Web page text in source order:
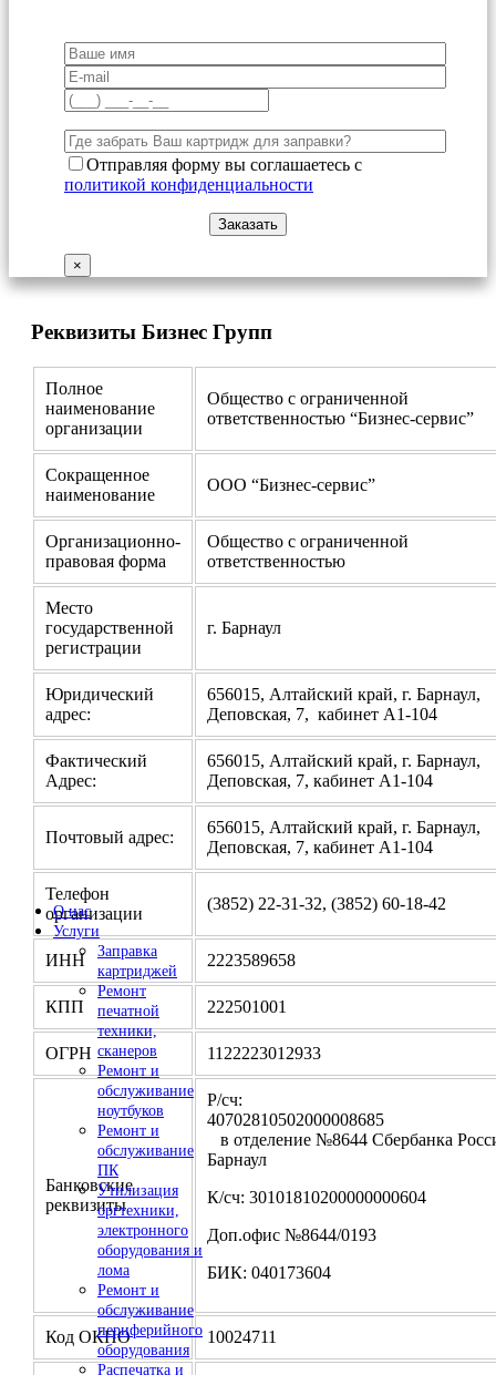
О нас
Услуги
Заправка
картриджей
Ремонт
печатной
техники,
сканеров
Ремонт и
обслуживание
ноутбуков
Ремонт и
обслуживание
ПК
Утилизация
оргтехники,
электронного
оборудования и
лома
Ремонт и
обслуживание
периферийного
оборудования
Распечатка и
Отправляя форму вы соглашаетесь с
политикой конфиденциальности
×
Реквизиты Бизнес Групп
Полное
наименование
организации
Общество с ограниченной
ответственностью “Бизнес-сервис”
Сокращенное
наименование
ООО “Бизнес-сервис”
Организационно-
правовая форма
Общество с ограниченной
ответственностью
Место
государственной
регистрации
г. Барнаул
Юридический
адрес:
656015, Алтайский край, г. Барнаул,
Деповская, 7, кабинет А1-104
Фактический
Адрес:
656015, Алтайский край, г. Барнаул,
Деповская, 7, кабинет А1-104
Почтовый адрес:
656015, Алтайский край, г. Барнаул,
Деповская, 7, кабинет А1-104
Телефон
организации
(3852) 22-31-32, (3852) 60-18-42
ИНН 2223589658
КПП 222501001
ОГРН 1122223012933
Банковские
реквизиты
Р/сч:
в отделение №8644 Сбербанка
Барнаул
К/сч: 30101810200000000604
Доп.офис №8644/0193
БИК: 040173604
Код ОКПО 10024711